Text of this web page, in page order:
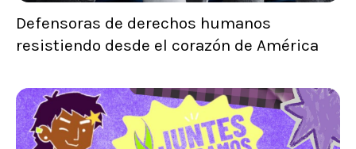
Defensoras de derechos humanos
resistiendo desde el corazón de América